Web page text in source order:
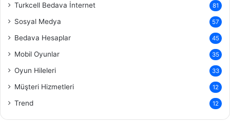
Turkcell Bedava İnternet 81
Sosyal Medya 57
Bedava Hesaplar 45
Mobil Oyunlar 35
Oyun Hileleri 33
Müşteri Hizmetleri 12
Trend 12